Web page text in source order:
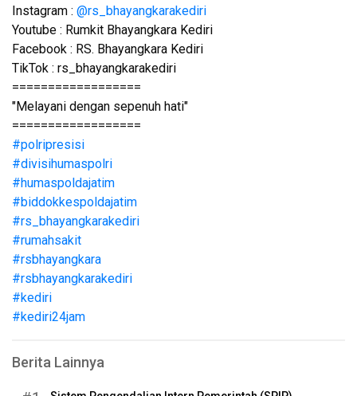
Instagram : @rs_bhayangkarakediri
Youtube : Rumkit Bhayangkara Kediri
Facebook : RS. Bhayangkara Kediri
TikTok : rs_bhayangkarakediri
==================
"Melayani dengan sepenuh hati"
==================
#polripresisi
#divisihumaspolri
#humaspoldajatim
#biddokkespoldajatim
#rs_bhayangkarakediri
#rumahsakit
#rsbhayangkara
#rsbhayangkarakediri
#kediri
#kediri24jam
Berita Lainnya